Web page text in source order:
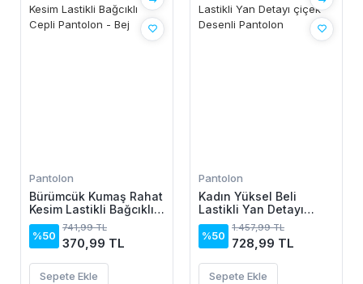
Pantolon
Bürümcük Kumaş Rahat
Kesim Lastikli Bağcıklı
Cepli Pantolon - Bej
%50
741,99 TL
370,99 TL
Sepete Ekle
Pantolon
Kadın Yüksel Beli
Lastikli Yan Detayı
çiçek Desenli Pantolon
%50
1.457,99 TL
728,99 TL
Sepete Ekle